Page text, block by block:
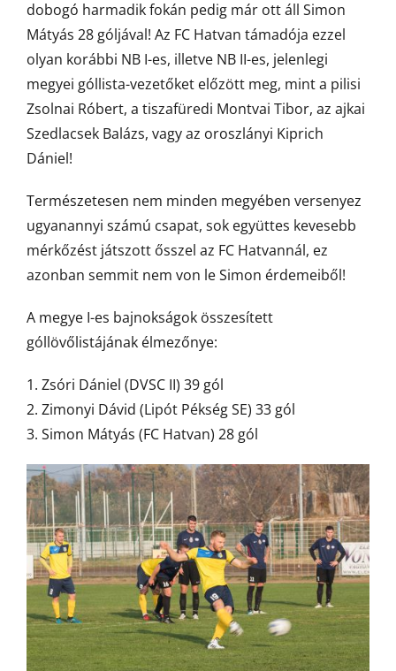
dobogó harmadik fokán pedig már ott áll Simon
Mátyás 28 góljával! Az FC Hatvan támadója ezzel
olyan korábbi NB I-es, illetve NB II-es, jelenlegi
megyei góllista-vezetőket előzött meg, mint a pilisi
Zsolnai Róbert, a tiszafüredi Montvai Tibor, az ajkai
Szedlacsek Balázs, vagy az oroszlányi Kiprich
Dániel!
Természetesen nem minden megyében versenyez
ugyanannyi számú csapat, sok együttes kevesebb
mérkőzést játszott ősszel az FC Hatvannál, ez
azonban semmit nem von le Simon érdemeiből!
A megye I-es bajnokságok összesített
góllövőlistájának élmezőnye:
1. Zsóri Dániel (DVSC II) 39 gól
2. Zimonyi Dávid (Lipót Pékség SE) 33 gól
3. Simon Mátyás (FC Hatvan) 28 gól